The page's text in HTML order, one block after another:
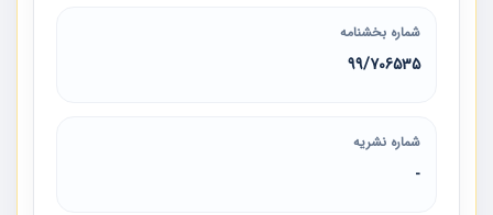
شماره بخشنامه
99/706535
شماره نشریه
-